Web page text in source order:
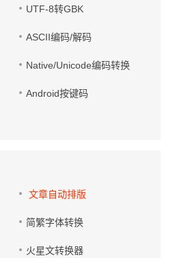
UTF-8转GBK
ASCII编码/解码
Native/Unicode编码转换
Android按键码
文章自动排版
简繁字体转换
火星文转换器